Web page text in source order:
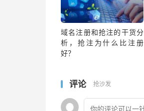
域名注册和抢注的干货分
析，抢注为什么比注册
好？
评论 抢沙发